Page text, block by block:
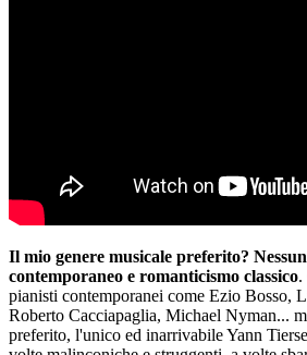
Il mio genere musicale preferito?
contemporaneo e romanticismo classico.
pianisti contemporanei come Ezio Bosso,
Roberto Cacciapaglia, Michael Nyman...
preferito, l'unico ed inarrivabile Yann